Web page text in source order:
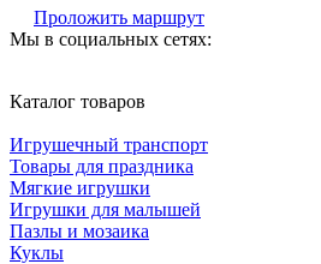
Проложить маршрут
Мы в социальных сетях:
Каталог товаров
Игрушечный транспорт
Товары для праздника
Мягкие игрушки
Игрушки для малышей
Пазлы и мозаика
Куклы